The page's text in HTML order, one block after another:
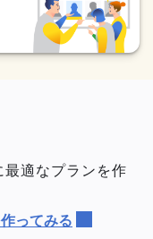
最適なプランを作
ってみる